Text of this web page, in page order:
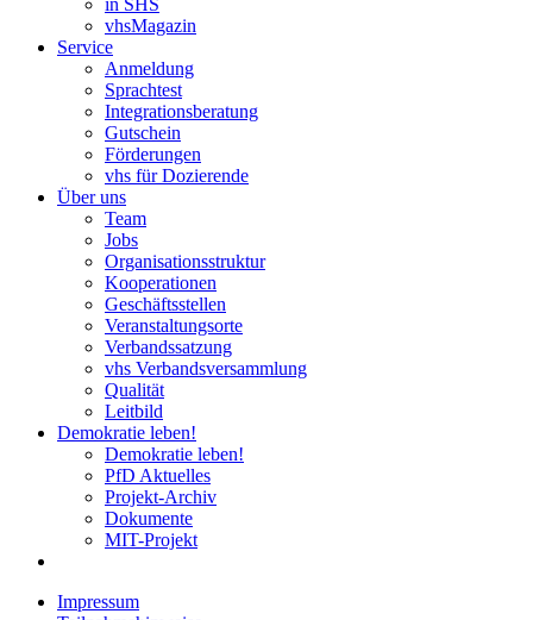
in SHS
vhsMagazin
Service
Anmeldung
Sprachtest
Integrationsberatung
Gutschein
Förderungen
vhs für Dozierende
Über uns
Team
Jobs
Organisationsstruktur
Kooperationen
Geschäftsstellen
Veranstaltungsorte
Verbandssatzung
vhs Verbandsversammlung
Qualität
Leitbild
Demokratie leben!
Demokratie leben!
PfD Aktuelles
Projekt-Archiv
Dokumente
MIT-Projekt
Impressum